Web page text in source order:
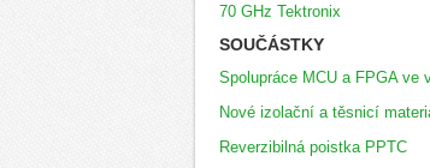
70 GHz Tektronix
SOUČÁSTKY
Spolupráce MCU a FPGA ve
Nové izolační a těsnicí
Reverzibilná poistka PPTC